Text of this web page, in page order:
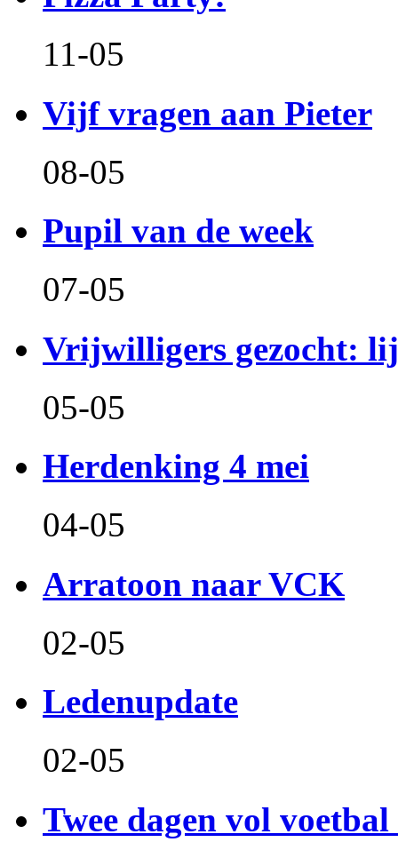
11-05
Vijf vragen aan Pieter
08-05
Pupil van de week
07-05
Vrijwilligers gezocht:
05-05
Herdenking 4 mei
04-05
Arratoon naar VCK
02-05
Ledenupdate
02-05
Twee dagen vol